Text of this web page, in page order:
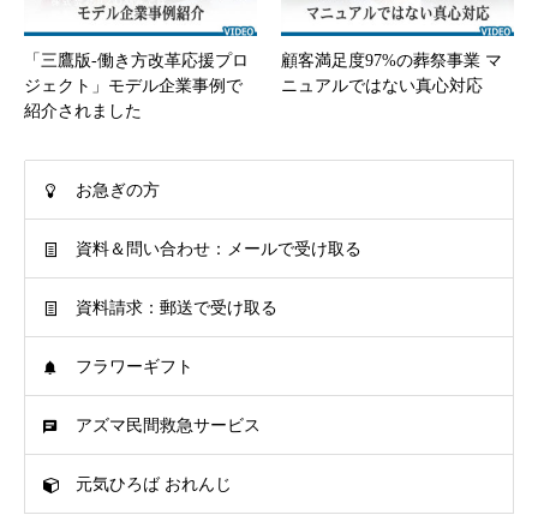
「三鷹版-働き方改革応援プロ
ジェクト」モデル企業事例で
紹介されました
顧客満足度97%の葬祭事業 マ
ニュアルではない真心対応
お急ぎの方
資料＆問い合わせ：メールで受け取る
資料請求：郵送で受け取る
フラワーギフト
アズマ民間救急サービス
元気ひろば おれんじ